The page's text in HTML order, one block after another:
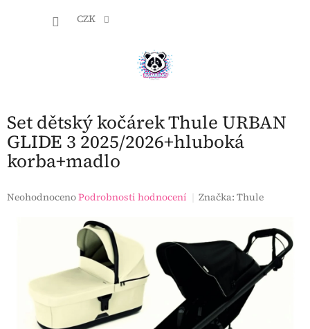
CZK
Set dětský kočárek Thule URBAN
GLIDE 3 2025/2026+hluboká
korba+madlo
Průměrné
NeohodnocenoPodrobnosti hodnocení Značka:Thule